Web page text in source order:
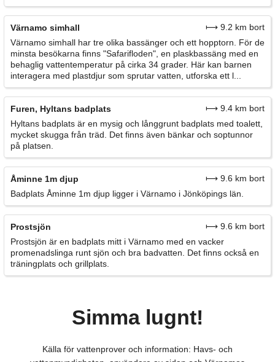
Värnamo simhall
⟼ 9.2 km bort
Värnamo simhall har tre olika bassänger och ett hopptorn. För de
minsta besökarna finns "Safarifloden", en plaskbassäng med en
behaglig vattentemperatur på cirka 34 grader. Här kan barnen
interagera med plastdjur som sprutar vatten, utforska ett l...
Furen, Hyltans badplats
⟼ 9.4 km bort
Hyltans badplats är en mysig och långgrunt badplats med toalett,
mycket skugga från träd. Det finns även bänkar och soptunnor
på platsen.
Åminne 1m djup
⟼ 9.6 km bort
Badplats Åminne 1m djup ligger i Värnamo i Jönköpings län.
Prostsjön
⟼ 9.6 km bort
Prostsjön är en badplats mitt i Värnamo med en vacker
promenadslinga runt sjön och bra badvatten. Det finns också en
träningplats och grillplats.
Simma lugnt!
Källa för vattenprover och information: Havs- och